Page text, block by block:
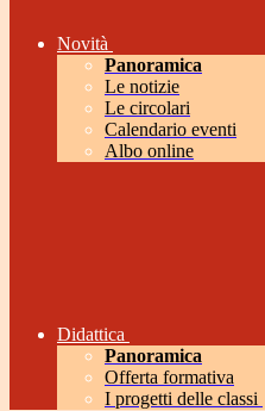
Novità
Panoramica
Le notizie
Le circolari
Calendario eventi
Albo online
Didattica
Panoramica
Offerta formativa
I progetti delle classi